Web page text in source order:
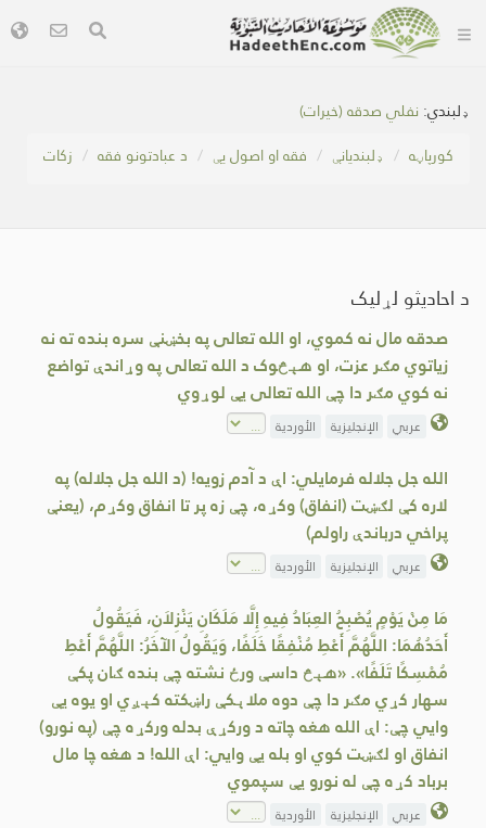
ډلبندي: نفلي صدقه (خیرات)
کور‌پاڼه
ډلبندیانې فقه او اصول یې د عبادتونو فقه زکات
د احادیثو لړلیک
صدقه مال نه کموي، او الله تعالی په بخښنې سره بنده ته نه
زیاتوي مګر عزت، او هېڅوک د الله تعالی په وړاندې تواضع
نه کوي مګر دا چې الله تعالی یې لوړوي
عربي الإنجليزية الأوردية
الله جل جلاله فرمایلي: اې د آدم زویه! (د الله جل جلاله) په
لاره کې لګښت (انفاق) وکړه، چې زه پر تا انفاق وکړم، (یعنې
پراخي درباندې راولم)
عربي الإنجليزية الأوردية
مَا مِنْ يَوْمٍ يُصْبِحُ العِبَادُ فِيهِ إِلَّا مَلَكَانِ يَنْزِلاَنِ، فَيَقُولُ
أَحَدُهُمَا: اللَّهُمَّ أَعْطِ مُنْفِقًا خَلَفًا، وَيَقُولُ الآخَرُ: اللَّهُمَّ أَعْطِ
مُمْسِكًا تَلَفًا». «هېڅ داسې ورځ نشته چې بنده ګان پکې
سهار کړي مګر دا چې دوه ملاېکې راښکته کېږي او یوه یې
وایي چې: اې الله هغه چاته د ورکړې بدله ورکړه چې (په نورو)
انفاق او لګښت کوي او بله یې وایي: اې الله! د هغه چا مال
برباد کړه چې له نورو یې سپموي
عربي الإنجليزية الأوردية